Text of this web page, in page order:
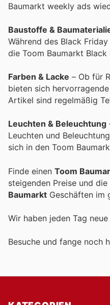
Baumarkt weekly ads
Baustoffe &
Während des Black
die Toom Baumarkt
Farben & Lacke – Ob für
bieten sich
Artikel sind regelmäßig
Leuchten & Beleuchtung
Leuchten und
sich in den Toom
Finde einen Toom
steigenden Preise und
Baumarkt Geschäften im
Wir haben jeden Tag
Besuche und fange noch